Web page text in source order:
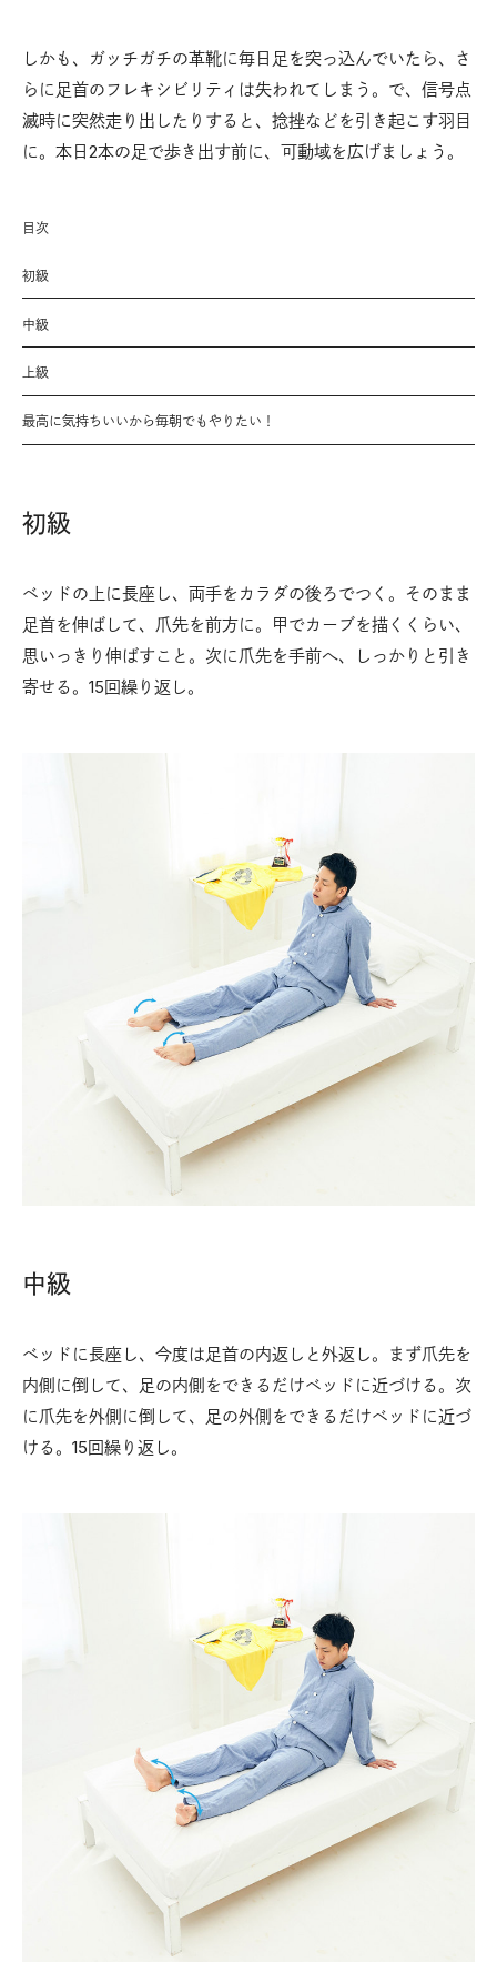
しかも、ガッチガチの革靴に毎日足を突っ込んでいたら、さ
らに足首のフレキシビリティは失われてしまう。で、信号点
滅時に突然走り出したりすると、捻挫などを引き起こす羽目
に。本日2本の足で歩き出す前に、可動域を広げましょう。
目次
初級
中級
上級
最高に気持ちいいから毎朝でもやりたい！
初級
ベッドの上に長座し、両手をカラダの後ろでつく。そのまま
足首を伸ばして、爪先を前方に。甲でカーブを描くくらい、
思いっきり伸ばすこと。次に爪先を手前へ、しっかりと引き
寄せる。15回繰り返し。
中級
ベッドに長座し、今度は足首の内返しと外返し。まず爪先を
内側に倒して、足の内側をできるだけベッドに近づける。次
に爪先を外側に倒して、足の外側をできるだけベッドに近づ
ける。15回繰り返し。